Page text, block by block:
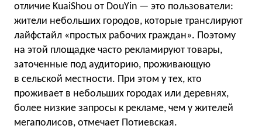
отличие KuaiShou от DouYin — это пользователи:
жители небольших городов, которые транслируют
лайфстайл «простых рабочих граждан». Поэтому
на этой площадке часто рекламируют товары,
заточенные под аудиторию, проживающую
в сельской местности. При этом у тех, кто
проживает в небольших городах или деревнях,
более низкие запросы к рекламе, чем у жителей
мегаполисов, отмечает Потиевская.